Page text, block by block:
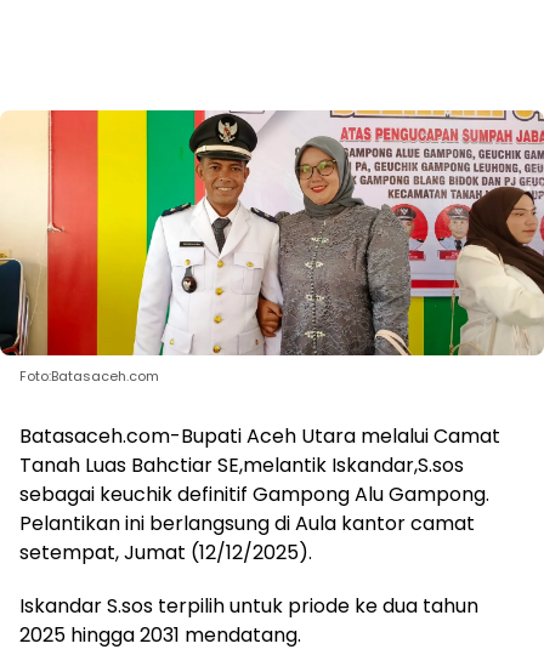
Foto:Batasaceh.com
Batasaceh.com-Bupati Aceh Utara melalui Camat
Tanah Luas Bahctiar SE,melantik Iskandar,S.sos
sebagai keuchik definitif Gampong Alu Gampong.
Pelantikan ini berlangsung di Aula kantor camat
setempat, Jumat (12/12/2025).
Iskandar S.sos terpilih untuk priode ke dua tahun
2025 hingga 2031 mendatang.